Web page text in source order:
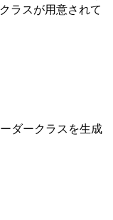
クラスが用意されて
ダークラスを生成